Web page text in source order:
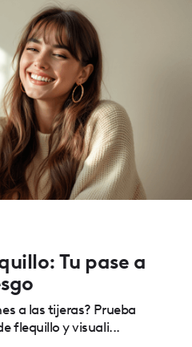
Tu pase a
a las tijeras? Prueba
flequillo y visuali...